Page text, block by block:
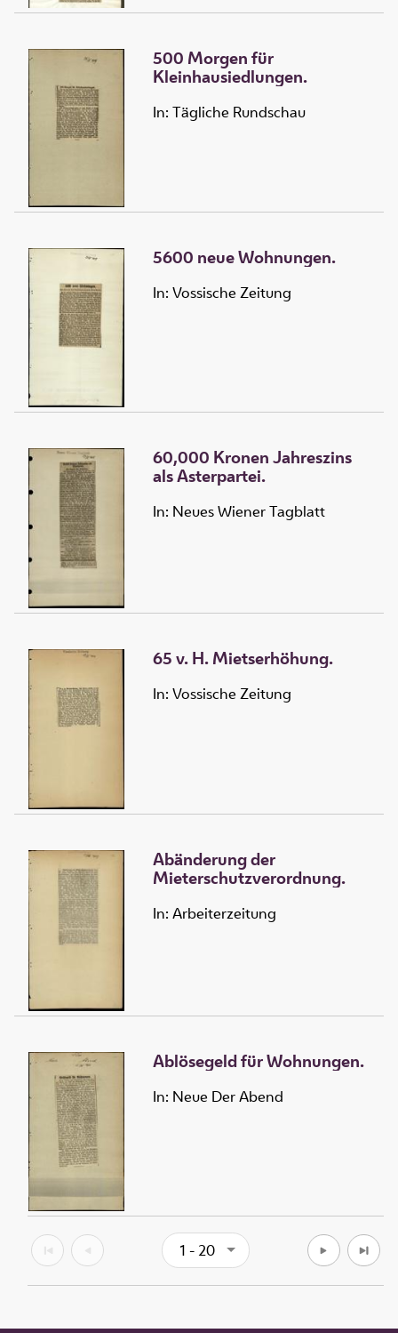
500 Morgen für
Kleinhausiedlungen.
In: Tägliche Rundschau
5600 neue Wohnungen.
In: Vossische Zeitung
60,000 Kronen Jahreszins
als Asterpartei.
In: Neues Wiener Tagblatt
65 v. H. Mietserhöhung.
In: Vossische Zeitung
Abänderung der
Mieterschutzverordnung.
In: Arbeiterzeitung
Ablösegeld für Wohnungen.
In: Neue Der Abend
1 - 20